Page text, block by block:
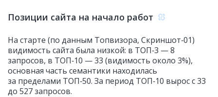
Позиции сайта на начало работ
На старте (по данным Топвизора, Скриншот‑01)
видимость сайта была низкой: в ТОП‑3 — 8
запросов, в ТОП‑10 — 33 (видимость около 3%),
основная часть семантики находилась
за пределами ТОП‑50. За период ТОП‑10 вырос с 33
до 527 запросов.